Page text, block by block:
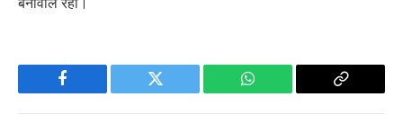
Facebook Twitter WhatsApp
Copy